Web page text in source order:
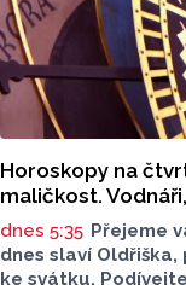
Horoskopy na
maličkost.
dnes 5:35 Přejeme
dnes slaví
ke svátku.